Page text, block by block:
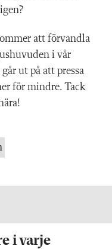
att förvandla
i vår
ut på att pressa
för mindre. Tack
i varje